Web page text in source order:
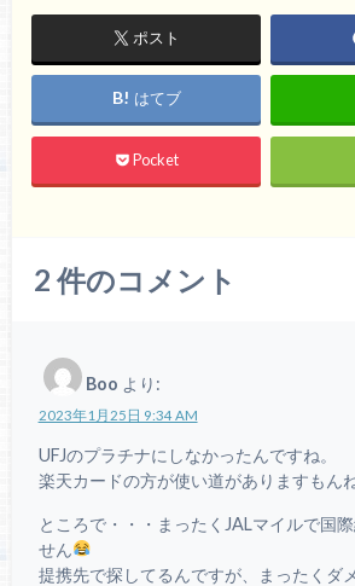
ポスト
はてブ
Pocket
2 件のコメント
Boo より:
2023年1月25日 9:34 AM
UFJのプラチナにしなかったんですね。
楽天カードの方が使い道がありますもんね
ところで・・・まったくJALマイルで国
せん
提携先で探してるんですが、まったくダメ